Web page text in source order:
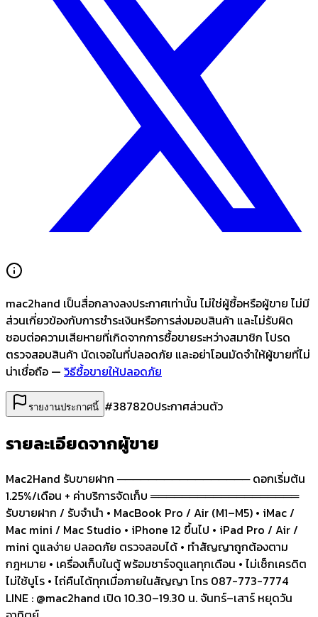
mac2hand เป็นสื่อกลางลงประกาศเท่านั้น ไม่ใช่ผู้ซื้อหรือผู้ขาย ไม่มี
ส่วนเกี่ยวข้องกับการชำระเงินหรือการส่งมอบสินค้า และไม่รับผิด
ชอบต่อความเสียหายที่เกิดจากการซื้อขายระหว่างสมาชิก โปรด
ตรวจสอบสินค้า นัดเจอในที่ปลอดภัย และอย่าโอนมัดจำให้ผู้ขายที่ไม่
น่าเชื่อถือ — วิธีซื้อขายให้ปลอดภัย
รายงานประกาศนี้ #387820ประกาศส่วนตัว
รายละเอียดจากผู้ขาย
Mac2Hand รับขายฝาก ───────────────── ดอกเริ่มต้น
1.25%/เดือน + ค่าบริการจัดเก็บ ═══════════════════
รับขายฝาก / รับจำนำ • MacBook Pro / Air (M1–M5) • iMac /
Mac mini / Mac Studio • iPhone 12 ขึ้นไป • iPad Pro / Air /
mini ดูแลง่าย ปลอดภัย ตรวจสอบได้ • ทำสัญญาถูกต้องตาม
กฎหมาย • เครื่องเก็บในตู้ พร้อมชาร์จดูแลทุกเดือน • ไม่เช็กเครดิต
ไม่ใช้บูโร • ไถ่คืนได้ทุกเมื่อภายในสัญญา โทร 087-773-7774
LINE : @mac2hand เปิด 10.30–19.30 น. จันทร์–เสาร์ หยุดวัน